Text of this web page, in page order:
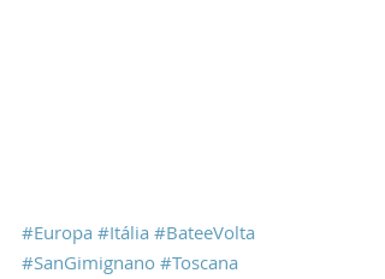
#Europa #Itália #BateeVolta
#SanGimignano #Toscana